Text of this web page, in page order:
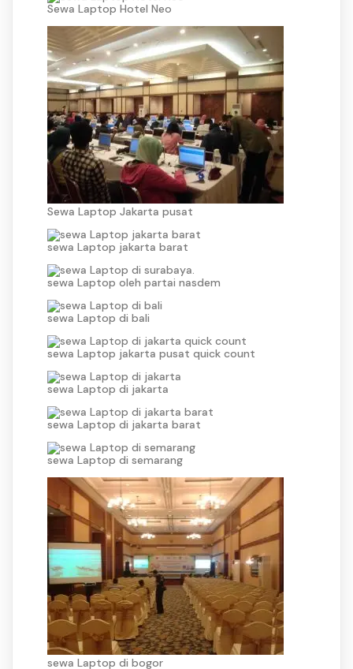
Sewa Laptop Hotel Neo
Sewa Laptop Jakarta pusat
sewa Laptop jakarta barat
sewa Laptop oleh partai nasdem
sewa Laptop di bali
sewa Laptop jakarta pusat quick count
sewa Laptop di jakarta
sewa Laptop di jakarta barat
sewa Laptop di semarang
sewa Laptop di bogor